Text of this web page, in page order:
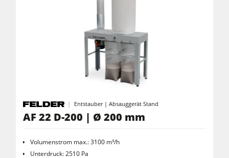
Entstauber | Absauggerät Stand
AF 22 D-200 | Ø 200 mm
Volumenstrom max.: 3100 m³/h
Unterdruck: 2510 Pa